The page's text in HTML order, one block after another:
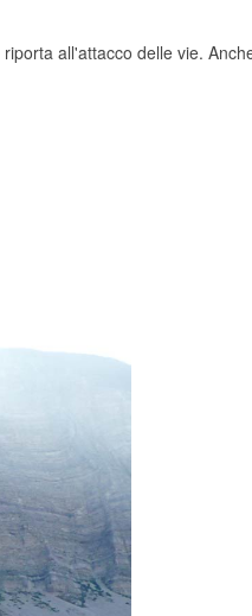
all'attacco delle vie.